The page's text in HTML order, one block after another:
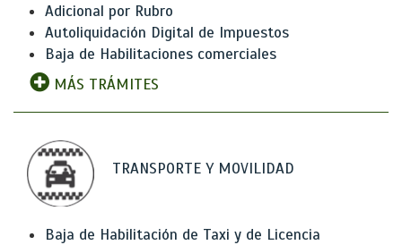
Adicional por Rubro
Autoliquidación Digital de Impuestos
Baja de Habilitaciones comerciales
MÁS TRÁMITES
TRANSPORTE Y MOVILIDAD
Baja de Habilitación de Taxi y de Licencia